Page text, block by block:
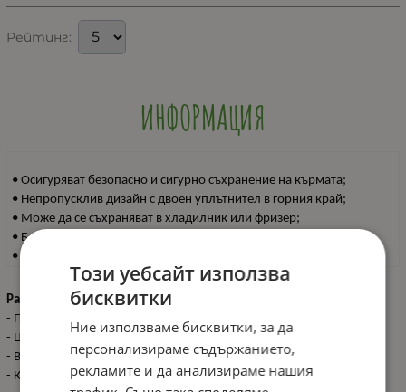
Рейтинг:
ИНФОРМАЦИЯ
• Осигуряват безопасно и сигурно съхранение на кърмата;
• Непропусклив дизайн с двоен уплътнител в горния край;
• Може да се съхраняват в хладилник или фризер;
• Без BPA;
• 200мл.
Размери:
- Продукт: 9.7x21.3 см / N.W. 0.09 кг
- Цветна кутия: 4.5x10.8x12.7 см / G.W. 0.12 кг
- Вътрешен кашон: 12x26.5x29 см / G.W. 1.85 кг / 12pcs/inner box
- Кашон: 26.5x30.5x55 см / G.W. 8.1 кг / 48 pcs/ctn
Този уебсайт използва
бисквитки
Ние използваме бисквитки, за да
персонализираме съдържанието,
рекламите и да анализираме нашия